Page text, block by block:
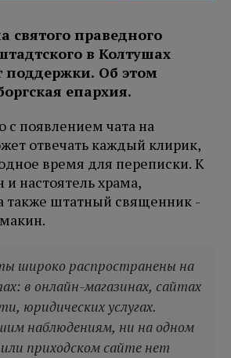
святого праведного
в Колтушах
поддержки. Об этом
епархия.
с появлением чата на
отвечать каждый клирик,
время для переписки. К
настоятель храма,
также штатный священник -
широко распространены на
в онлайн-магазинах, сайтах
юридических услугах.
наблюдениям, ни на одном
приходском сайте нет